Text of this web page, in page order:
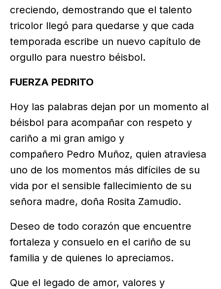
creciendo, demostrando que el talento
tricolor llegó para quedarse y que cada
temporada escribe un nuevo capítulo de
orgullo para nuestro béisbol.
FUERZA PEDRITO
Hoy las palabras dejan por un momento al
béisbol para acompañar con respeto y
cariño a mi gran amigo y
compañero Pedro Muñoz, quien atraviesa
uno de los momentos más difíciles de su
vida por el sensible fallecimiento de su
señora madre, doña Rosita Zamudio.
Deseo de todo corazón que encuentre
fortaleza y consuelo en el cariño de su
familia y de quienes lo apreciamos.
Que el legado de amor, valores y